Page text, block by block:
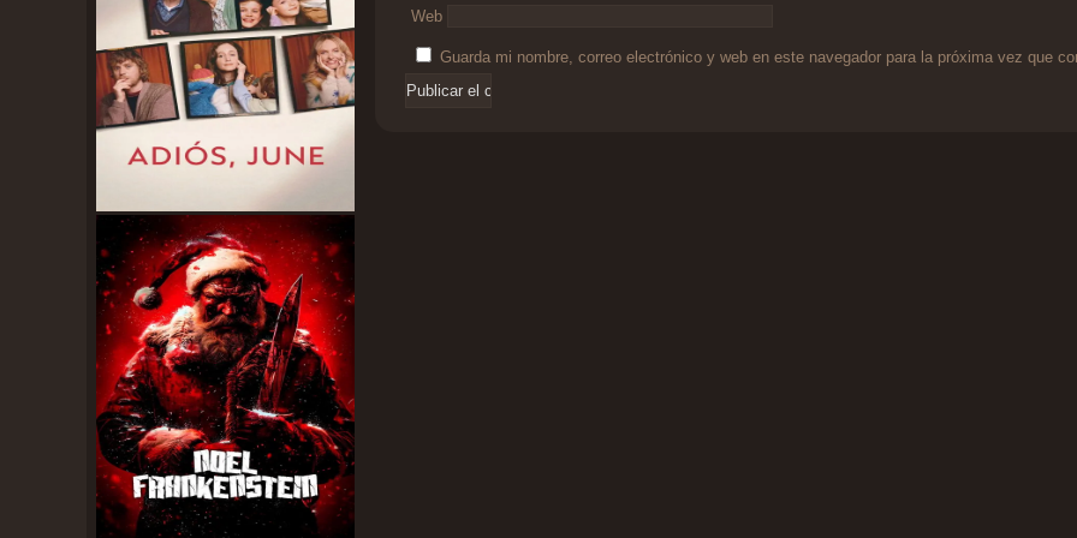
Web
Guarda mi nombre, correo electrónico y web en este navegador para la próxima vez que